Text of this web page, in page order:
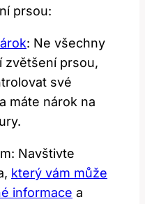
prsou:
: Ne všechny
zvětšení prsou,
své
máte nárok na
Navštivte
který vám může
informace a